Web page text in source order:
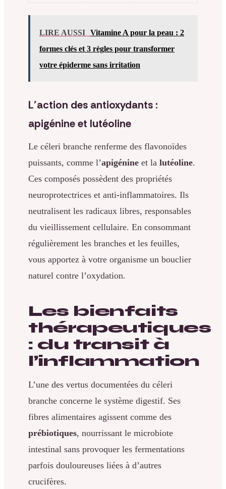
LIRE AUSSI Vitamine A pour la peau : 2
formes clés et 3 règles pour transformer
votre épiderme sans irritation
L’action des antioxydants :
apigénine et lutéoline
Le céleri branche renferme des flavonoïdes
puissants, comme l’apigénine et la lutéoline.
Ces composés possèdent des propriétés
neuroprotectrices et anti-inflammatoires. Ils
neutralisent les radicaux libres, responsables
du vieillissement cellulaire. En consommant
régulièrement les branches et les feuilles,
vous apportez à votre organisme un bouclier
naturel contre l’oxydation.
Les bienfaits
thérapeutiques
: du transit à
l’inflammation
L’une des vertus documentées du céleri
branche concerne le système digestif. Ses
fibres alimentaires agissent comme des
prébiotiques, nourrissant le microbiote
intestinal sans provoquer les fermentations
parfois douloureuses liées à d’autres
crucifères.